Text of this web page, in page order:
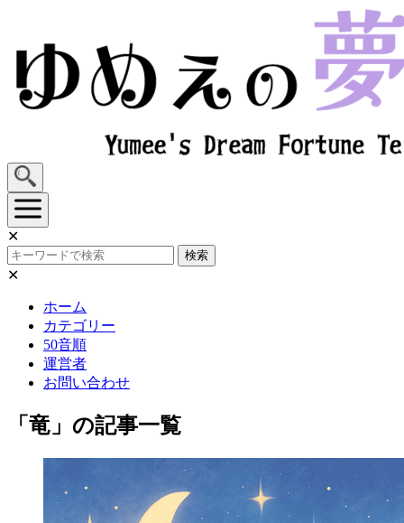
content
✕
検索
✕
ホーム
カテゴリー
50音順
運営者
お問い合わせ
「竜」の記事一覧